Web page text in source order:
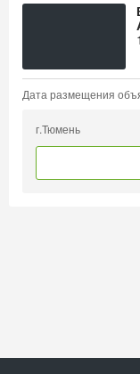
Дата размещения
г.Тюмень